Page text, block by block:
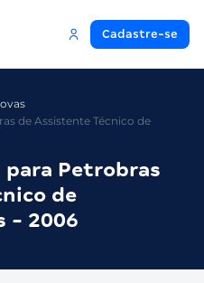
Cadastre-se
de Assistente Técnico de
para Petrobras
de
- 2006